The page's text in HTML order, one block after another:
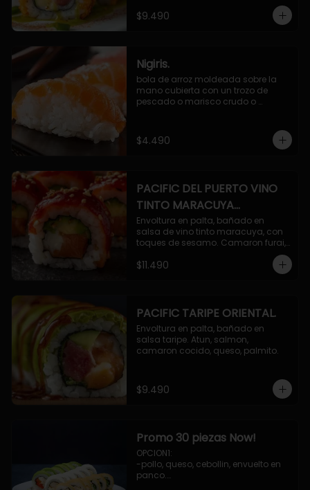
$9.490
Nigiris.
bola de arroz moldeada sobre la
mano cubierta con un trozo de
pescado o marisco crudo o
$4.490
PACIFIC DEL PUERTO VINO
TINTO MARACUYA
ORIENTAL.
Envoltura en palta, bañado en
salsa de vino tinto maracuya, con
toques de sesamo. Camaron furai,
$11.490
PACIFIC TARIPE ORIENTAL.
Envoltura en palta, bañado en
salsa taripe. Atun, salmon,
camaron cocido, queso, palmito.
$9.490
Promo 30 piezas Now!
OPCION1:
-pollo, queso, cebollin, envuelto en
panco.